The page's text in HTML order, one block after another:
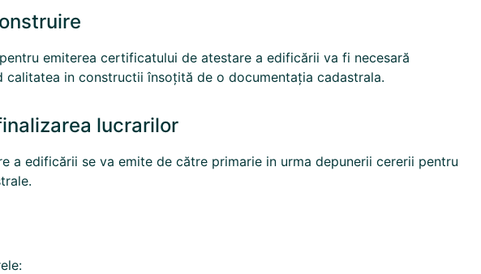
emiterea certificatului de atestare a edificării va fi necesară
in constructii însoțită de o documentația cadastrala.
lucrarilor
edificării se va emite de către primarie in urma depunerii cererii pentru